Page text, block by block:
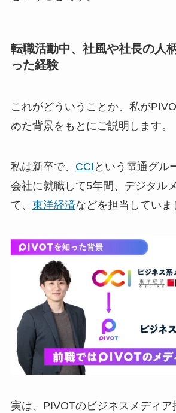
転職活動中、社風や社長の人
った経験
これがどういうことか、私が
めた背景をもとにご説明します。
私は新卒で、 CCI という電通グル
会社に就職して5年間、デジタル
て、 東洋経済などを担当していま
実は、PIVOTのビジネスメディア